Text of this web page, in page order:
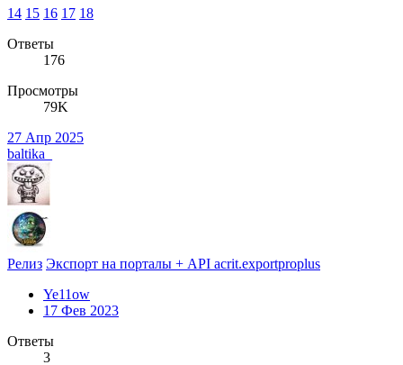
14 15 16 17 18
Ответы
176
Просмотры
79K
27 Апр 2025
baltika_
Релиз Экспорт на порталы + API acrit.exportproplus
Ye11ow
17 Фев 2023
Ответы
3